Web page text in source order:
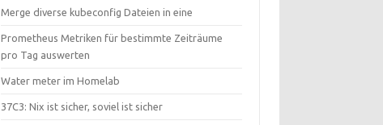
Merge diverse kubeconfig Dateien in eine
Prometheus Metriken für bestimmte Zeiträume
pro Tag auswerten
Water meter im Homelab
37C3: Nix ist sicher, soviel ist sicher